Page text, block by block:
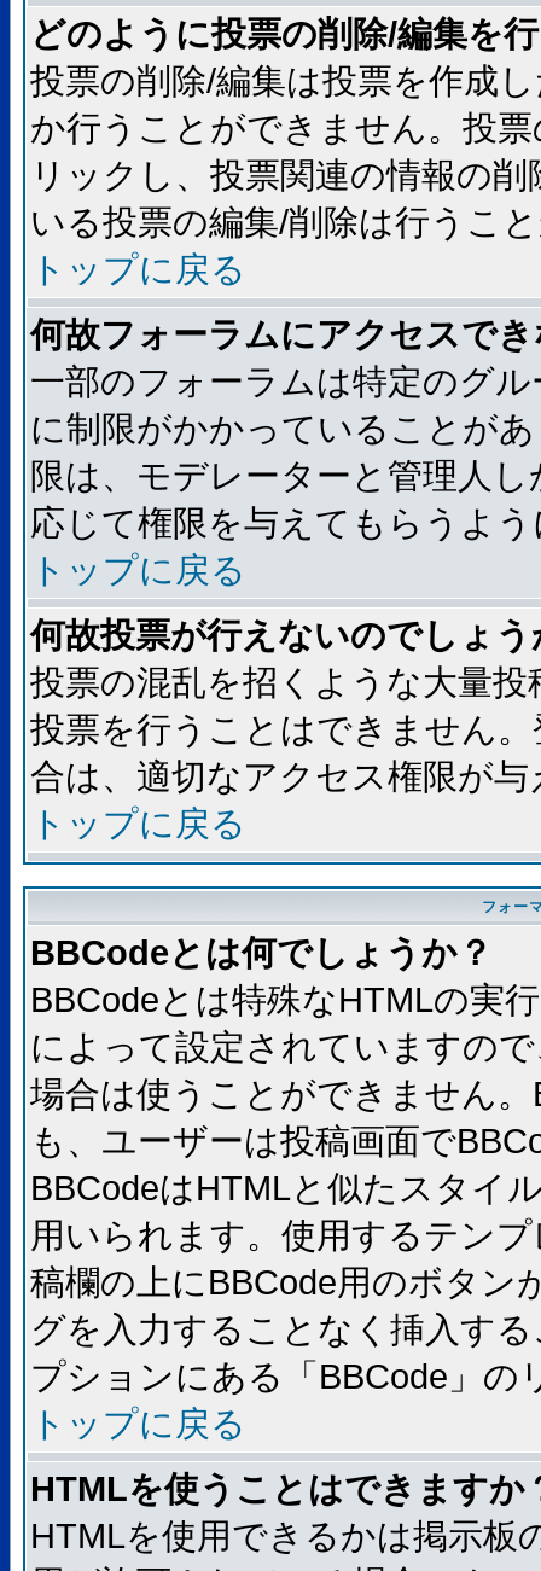
どのように投票の削除/編集を
投票の削除/編集は投票を作成
か行うことができません。投
リックし、投票関連の情報の
いる投票の編集/削除は行うこ
トップに戻る
何故フォーラムにアクセスで
一部のフォーラムは特定のグ
に制限がかかっていることが
限は、モデレーターと管理人
応じて権限を与えてもらうよ
トップに戻る
何故投票が行えないのでしょう
投票の混乱を招くような大量
投票を行うことはできません
合は、適切なアクセス権限が
トップに戻る
フォー
BBCodeとは何でしょうか？
BBCodeとは特殊なHTMLの実
によって設定されていますの
場合は使うことができません
も、ユーザーは投稿画面で
BBCodeはHTMLと似たスタイ
用いられます。使用するテン
稿欄の上にBBCode用のボタン
グを入力することなく挿入す
プションにある「BBCode」
トップに戻る
HTMLを使うことはできますか
HTMLを使用できるかは掲示板